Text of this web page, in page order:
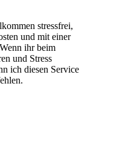
stressfrei,
und mit einer
ihr beim
und Stress
ich diesen Service